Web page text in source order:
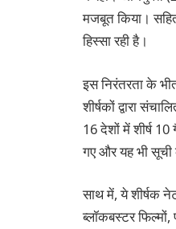
मजबूत किया।
हिस्सा रही है।
इस निरंतरता के
शीर्षकों द्वारा
16 देशों में शीर्ष 10
गए और यह भी सूची
साथ में, ये शीर्षक
ब्लॉकबस्टर